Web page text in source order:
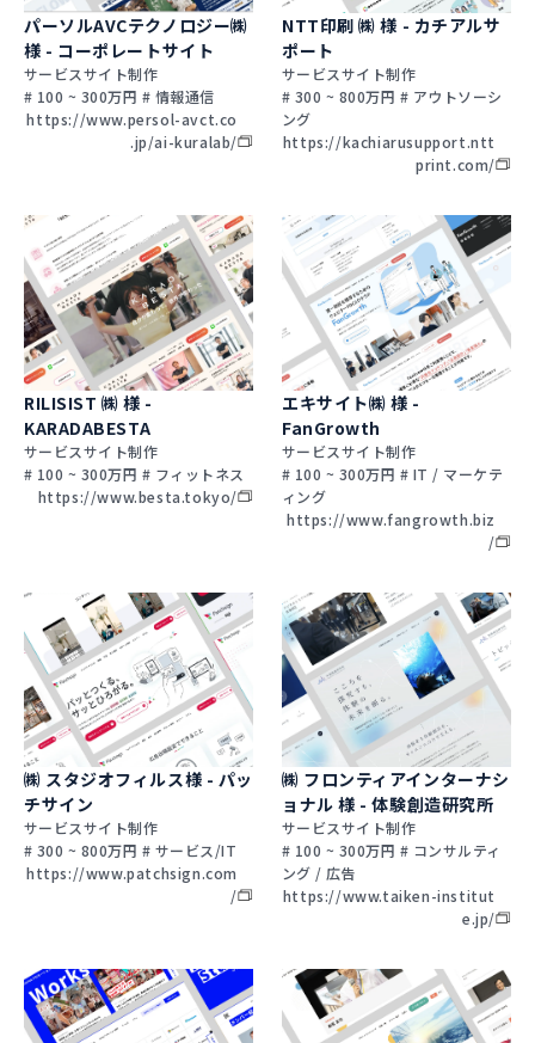
パーソルAVCテクノロジー㈱
様 - コーポレートサイト
サービスサイト制作
# 100 ~ 300万円 # 情報通信
https://www.persol-avct.co
.jp/ai-kuralab/
NTT印刷 ㈱ 様 - カチアルサ
ポート
サービスサイト制作
# 300 ~ 800万円 # アウトソーシ
ング
https://kachiarusupport.ntt
print.com/
RILISIST ㈱ 様 -
KARADABESTA
サービスサイト制作
# 100 ~ 300万円 # フィットネス
https://www.besta.tokyo/
エキサイト㈱ 様 -
FanGrowth
サービスサイト制作
# 100 ~ 300万円 # IT / マーケテ
ィング
https://www.fangrowth.biz
/
㈱ スタジオフィルス様 - パッ
チサイン
サービスサイト制作
# 300 ~ 800万円 # サービス/IT
https://www.patchsign.com
/
㈱ フロンティアインターナシ
ョナル 様 - 体験創造研究所
サービスサイト制作
# 100 ~ 300万円 # コンサルティ
ング / 広告
https://www.taiken-institut
e.jp/